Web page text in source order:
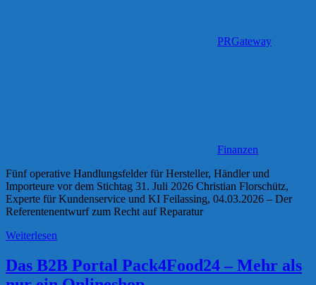
PRGateway
Finanzen
Fünf operative Handlungsfelder für Hersteller, Händler und
Importeure vor dem Stichtag 31. Juli 2026 Christian Florschütz,
Experte für Kundenservice und KI Feilassing, 04.03.2026 – Der
Referentenentwurf zum Recht auf Reparatur
Weiterlesen
Das B2B Portal Pack4Food24 – Mehr als